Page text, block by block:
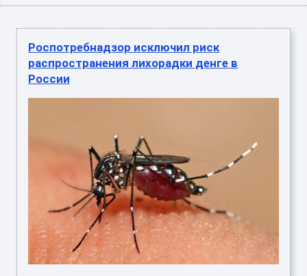
Роспотребнадзор исключил риск
распространения лихорадки денге в
России